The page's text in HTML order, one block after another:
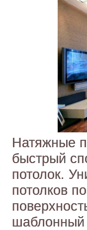
Натяжные
быстрый
потолок.
потолков